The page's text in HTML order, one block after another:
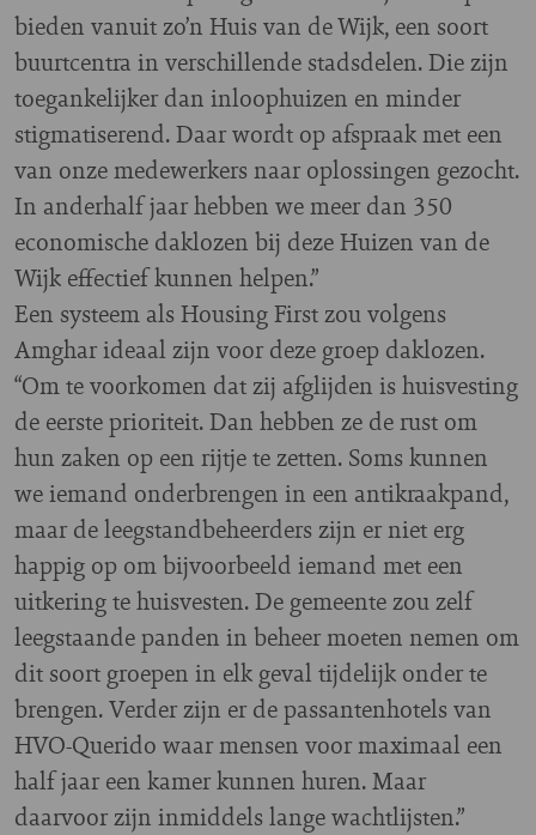
bieden vanuit zo’n Huis van de Wijk, een soort
buurtcentra in verschillende stadsdelen. Die zijn
toegankelijker dan inloophuizen en minder
stigmatiserend. Daar wordt op afspraak met een
van onze medewerkers naar oplossingen gezocht.
In anderhalf jaar hebben we meer dan 350
economische daklozen bij deze Huizen van de
Wijk effectief kunnen helpen.”
Een systeem als Housing First zou volgens
Amghar ideaal zijn voor deze groep daklozen.
“Om te voorkomen dat zij afglijden is huisvesting
de eerste prioriteit. Dan hebben ze de rust om
hun zaken op een rijtje te zetten. Soms kunnen
we iemand onderbrengen in een antikraakpand,
maar de leegstandbeheerders zijn er niet erg
happig op om bijvoorbeeld iemand met een
uitkering te huisvesten. De gemeente zou zelf
leegstaande panden in beheer moeten nemen om
dit soort groepen in elk geval tijdelijk onder te
brengen. Verder zijn er de passantenhotels van
HVO-Querido waar mensen voor maximaal een
half jaar een kamer kunnen huren. Maar
daarvoor zijn inmiddels lange wachtlijsten.”